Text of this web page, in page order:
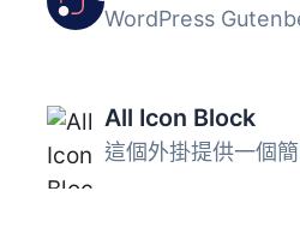
All Icon Block